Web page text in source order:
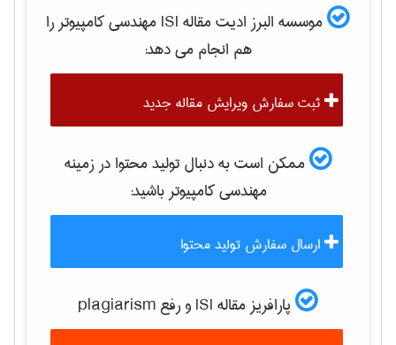
موسسه البرز ادیت مقاله ISI مهندسی كامپيوتررا
هم انجام می دهد:
ثبت سفارش ویرایش مقاله جدید
ممکن است به دنبال تولید محتوا در زمینه
مهندسی كامپيوترباشید:
ارسال سفارش تولید محتوا
پارافریز مقاله ISI و رفع plagiarism